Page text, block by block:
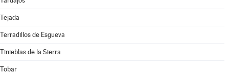
Tejada
Terradillos de Esgueva
Tinieblas de la Sierra
Tobar